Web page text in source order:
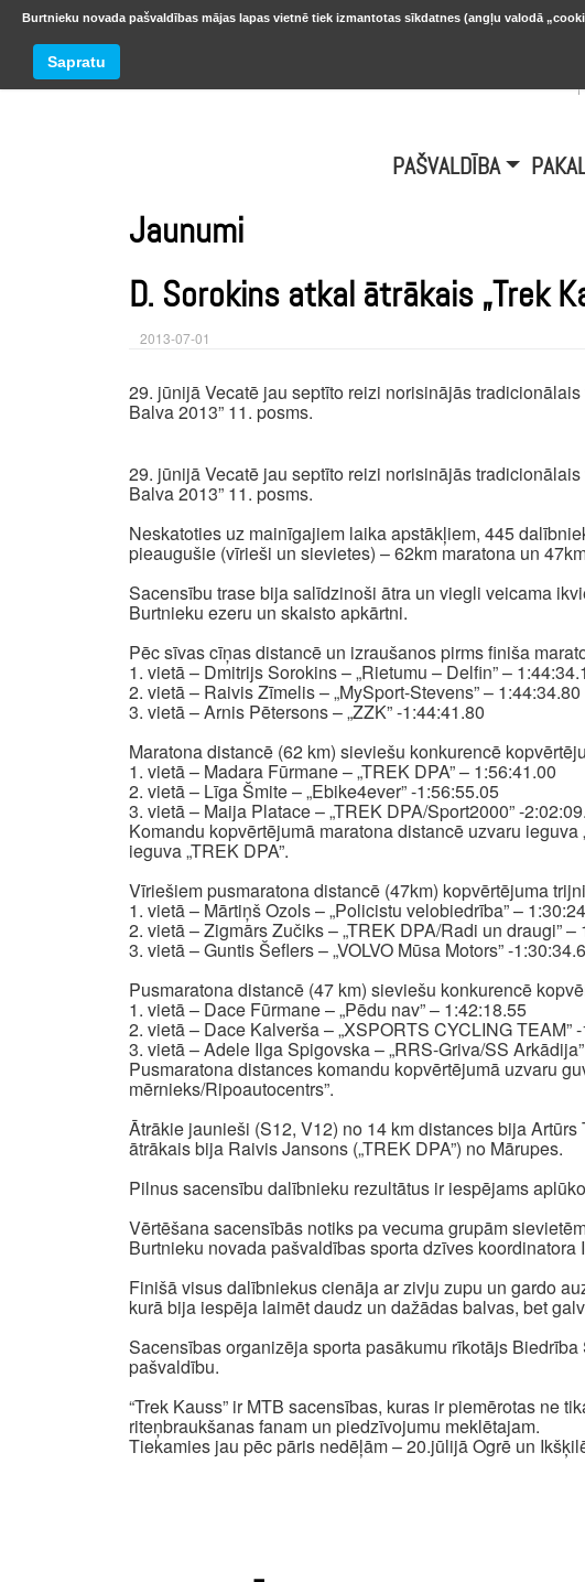
BURTNIEKU NOVADS
PAŠVALDĪBA
Jaunumi
D. Sorokins atkal ātrākais „Trek
2013-07-01
29. jūnijā Vecatē jau septīto reizi norisinājās
Balva 2013” 11. posms.
29. jūnijā Vecatē jau septīto reizi norisinājās
Balva 2013” 11. posms.
Neskatoties uz mainīgajiem laika apstākļiem, 445
pieaugušie (vīrieši un sievietes) – 62km maratona un
Sacensību trase bija salīdzinoši ātra un viegli veicama
Burtnieku ezeru un skaisto apkārtni.
Pēc sīvas cīņas distancē un izraušanos pirms finiša
1. vietā – Dmitrijs Sorokins – „Rietumu – Delfin” –
2. vietā – Raivis Zīmelis – „MySport-Stevens” – 1:44:34.80
3. vietā – Arnis Pētersons – „ZZK” -1:44:41.80
Maratona distancē (62 km) sieviešu konkurencē
1. vietā – Madara Fūrmane – „TREK DPA” – 1:56:41.00
2. vietā – Līga Šmite – „Ebike4ever” -1:56:55.05
3. vietā – Maija Platace – „TREK DPA/Sport2000” -
Komandu kopvērtējumā maratona distancē uzvaru
ieguva „TREK DPA”.
Vīriešiem pusmaratona distancē (47km) kopvērtējuma
1. vietā – Mārtiņš Ozols – „Policistu velobiedrība” –
2. vietā – Zigmārs Zučiks – „TREK DPA/Radi un draugi” –
3. vietā – Guntis Šeflers – „VOLVO Mūsa Motors” -
Pusmaratona distancē (47 km) sieviešu konkurencē
1. vietā – Dace Fūrmane – „Pēdu nav” – 1:42:18.55
2. vietā – Dace Kalverša – „XSPORTS CYCLING TEAM”
3. vietā – Adele Ilga Spigovska – „RRS-Griva/SS
Pusmaratona distances komandu kopvērtējumā uzvaru
mērnieks/Ripoautocentrs”.
Ātrākie jaunieši (S12, V12) no 14 km distances bija
ātrākais bija Raivis Jansons („TREK DPA”) no Mārupes.
Pilnus sacensību dalībnieku rezultātus ir iespējams
Vērtēšana sacensībās notiks pa vecuma grupām
Burtnieku novada pašvaldības sporta dzīves
Finišā visus dalībniekus cienāja ar zivju zupu un gardo
kurā bija iespēja laimēt daudz un dažādas balvas, bet
Sacensības organizēja sporta pasākumu rīkotājs Biedrība
pašvaldību.
“Trek Kauss” ir MTB sacensības, kuras ir piemērotas ne
riteņbraukšanas fanam un piedzīvojumu meklētajam.
Tiekamies jau pēc pāris nedēļām – 20.jūlijā Ogrē un
Burtnieku novada pašvaldības mājas lapas vietnē tiek izmantotas sīkdatnes (angļu valodā
Sapratu